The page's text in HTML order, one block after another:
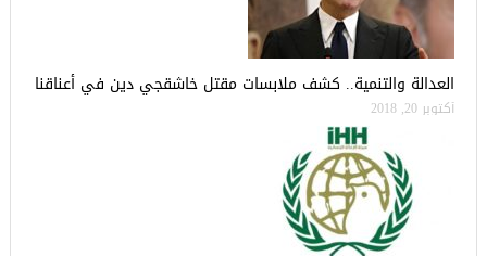
العدالة والتنمية.. كشف ملابسات مقتل خاشقجي دين في أعناقنا
أكتوبر 20, 2018